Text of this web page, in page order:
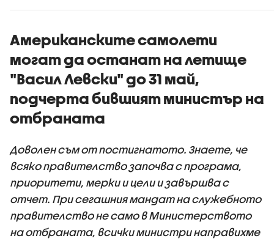
Кардам
Американските самолети
могат да останат на летище
"Васил Левски" до 31 май,
подчерта бившият министър на
отбраната
Доволен съм от постигнатото. Знаете, че
всяко правителство започва с програма,
приоритети, мерки и цели и завършва с
отчет. При сегашния мандат на служебното
правителство не само в Министерството
на отбраната, всички министри направихме